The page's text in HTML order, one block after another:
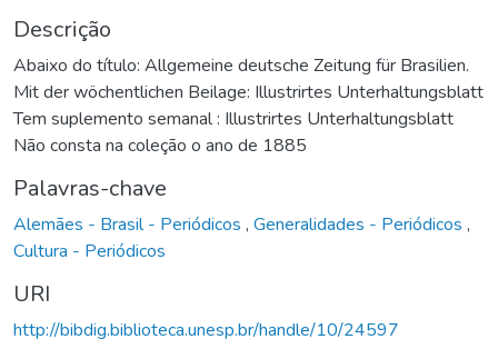
Descrição
Abaixo do título: Allgemeine deutsche Zeitung für Brasilien.
Mit der wöchentlichen Beilage: Illustrirtes Unterhaltungsblatt
Tem suplemento semanal : Illustrirtes Unterhaltungsblatt
Não consta na coleção o ano de 1885
Palavras-chave
Alemães - Brasil - Periódicos , Generalidades - Periódicos ,
Cultura - Periódicos
URI
http://bibdig.biblioteca.unesp.br/handle/10/24597